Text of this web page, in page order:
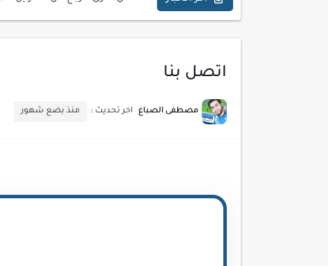
أحدث تقنيات الحماية من هجمات
كيف تضيف شريط تقدم المقال
اتصل بنا
مصطفى الصباغ اخر تحديث : منذ بضع شهور